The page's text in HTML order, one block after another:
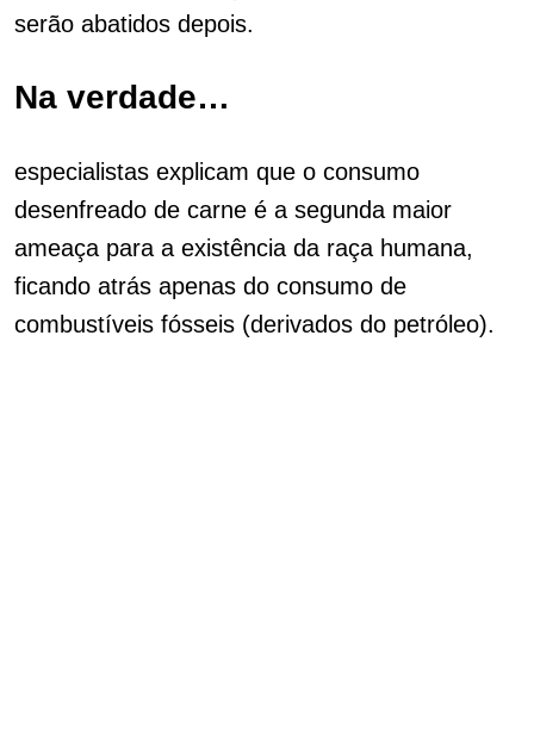
serão abatidos depois.
Na verdade…
especialistas explicam que o consumo
desenfreado de carne é a segunda maior
ameaça para a existência da raça humana,
ficando atrás apenas do consumo de
combustíveis fósseis (derivados do petróleo).